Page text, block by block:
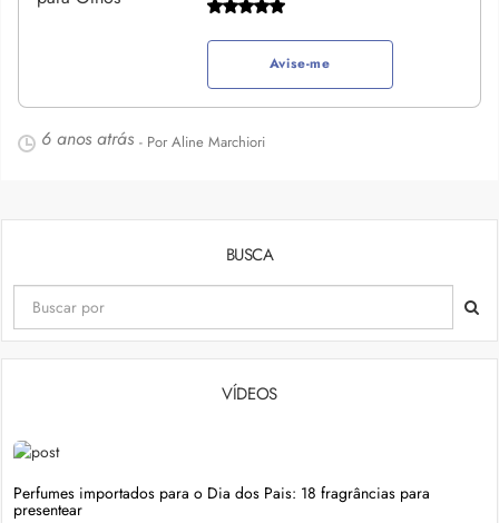
Avise-me
6 anos atrás - Por Aline Marchiori
BUSCA
VÍDEOS
Perfumes importados para o Dia dos Pais: 18 fragrâncias para
presentear